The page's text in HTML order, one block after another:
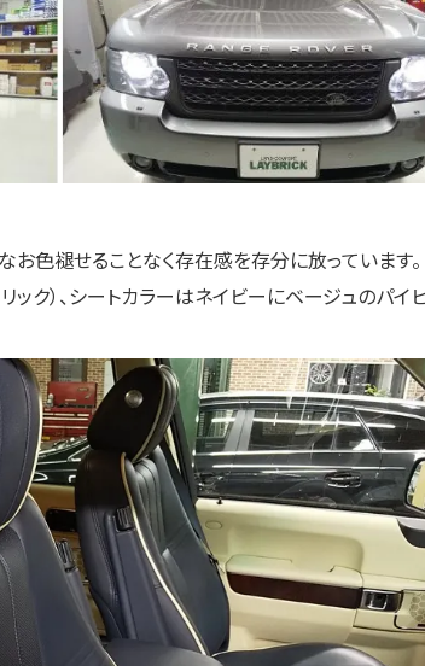
お色褪せることなく存在感を存分に放っています。
ック）、シートカラーはネイビーにベージュのパイ